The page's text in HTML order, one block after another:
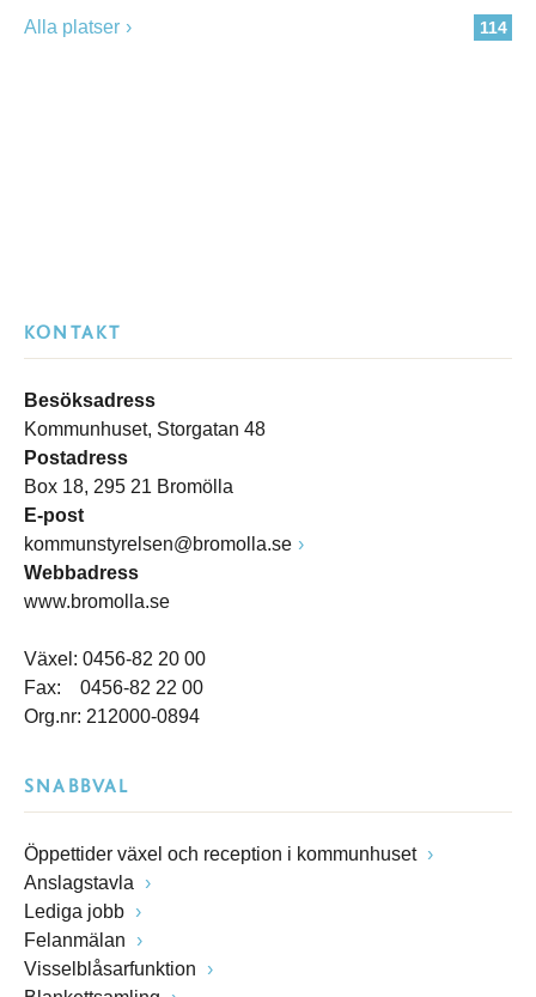
114
Alla platser
KONTAKT
Besöksadress
Kommunhuset, Storgatan 48
Postadress
Box 18, 295 21 Bromölla
E-post
kommunstyrelsen@bromolla.se
Webbadress
www.bromolla.se
Växel: 0456-82 20 00
Fax: 0456-82 22 00
Org.nr: 212000-0894
SNABBVAL
Öppettider växel och reception i kommunhuset
Anslagstavla
Lediga jobb
Felanmälan
Visselblåsarfunktion